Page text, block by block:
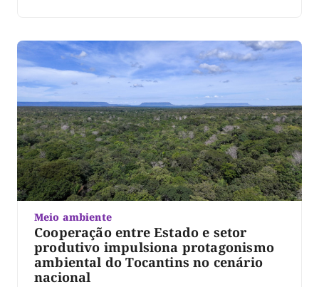
Meio ambiente
Cooperação entre Estado e setor
produtivo impulsiona protagonismo
ambiental do Tocantins no cenário
nacional